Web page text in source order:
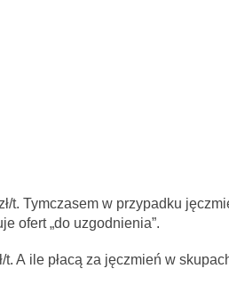
t. Tymczasem w przypadku
ofert „do uzgodnienia”.
t. A ile płacą za jęczmień w